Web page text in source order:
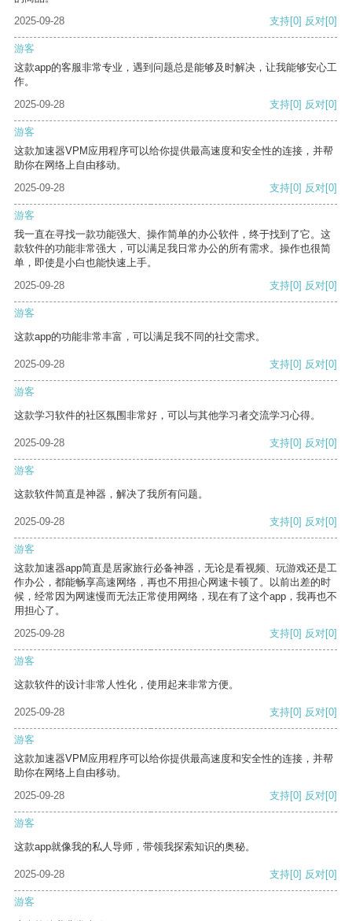
2025-09-28
支持[0] 反对[0]
游客
这款app的客服非常专业，遇到问题总是能够及时解决，让我能够安心工
作。
2025-09-28
支持[0] 反对[0]
游客
这款加速器VPM应用程序可以给你提供最高速度和安全性的连接，并帮
助你在网络上自由移动。
2025-09-28
支持[0] 反对[0]
游客
我一直在寻找一款功能强大、操作简单的办公软件，终于找到了它。这
款软件的功能非常强大，可以满足我日常办公的所有需求。操作也很简
单，即使是小白也能快速上手。
2025-09-28
支持[0] 反对[0]
游客
这款app的功能非常丰富，可以满足我不同的社交需求。
2025-09-28 支持[0] 反对[0]
游客
这款学习软件的社区氛围非常好，可以与其他学习者交流学习心得。
2025-09-28 支持[0] 反对[0]
游客
这款软件简直是神器，解决了我所有问题。
2025-09-28 支持[0] 反对[0]
游客
这款加速器app简直是居家旅行必备神器，无论是看视频、玩游戏还是工
作办公，都能畅享高速网络，再也不用担心网速卡顿了。以前出差的时
候，经常因为网速慢而无法正常使用网络，现在有了这个app，我再也不
用担心了。
2025-09-28
支持[0] 反对[0]
游客
这款软件的设计非常人性化，使用起来非常方便。
2025-09-28 支持[0] 反对[0]
游客
这款加速器VPM应用程序可以给你提供最高速度和安全性的连接，并帮
助你在网络上自由移动。
2025-09-28
支持[0] 反对[0]
游客
这款app就像我的私人导师，带领我探索知识的奥秘。
2025-09-28 支持[0] 反对[0]
游客